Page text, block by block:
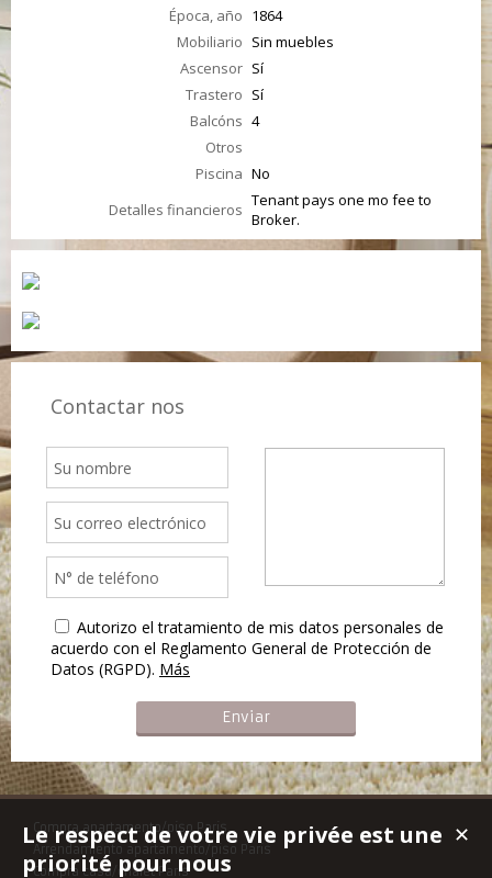
Época, año 1864
Mobiliario Sin muebles
Ascensor Sí
Trastero Sí
Balcóns 4
Otros
Piscina No
Detalles financieros Tenant pays one mo fee to
Broker.
Contactar nos
Autorizo el tratamiento de mis datos personales de
acuerdo con el Reglamento General de Protección de
Datos (RGPD). Más
Compra apartamento/piso Paris
Arrendamiento apartamento/piso Paris
Compra casa/chalet Paris
✕
Le respect de votre vie privée est une
priorité pour nous